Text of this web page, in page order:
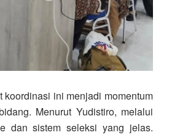
ini menjadi momentum
Menurut Yudistiro, melalui
dan sistem seleksi yang jelas.